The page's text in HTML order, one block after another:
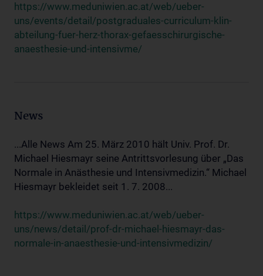
https://www.meduniwien.ac.at/web/ueber-
uns/events/detail/postgraduales-curriculum-klin-
abteilung-fuer-herz-thorax-gefaesschirurgische-
anaesthesie-und-intensivme/
News
...Alle News Am 25. März 2010 hält Univ. Prof. Dr.
Michael Hiesmayr seine Antrittsvorlesung über „Das
Normale in Anästhesie und Intensivmedizin.“ Michael
Hiesmayr bekleidet seit 1. 7. 2008...
https://www.meduniwien.ac.at/web/ueber-
uns/news/detail/prof-dr-michael-hiesmayr-das-
normale-in-anaesthesie-und-intensivmedizin/